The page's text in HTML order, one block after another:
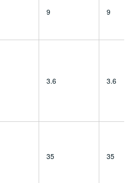
9 9
3.6 3.6
35 35